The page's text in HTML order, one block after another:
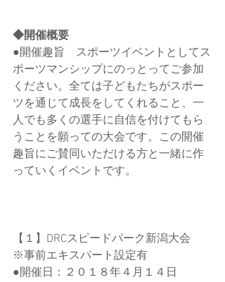
◆開催概要
●開催趣旨　スポーツイベントとしてス
ポーツマンシップにのっとってご参加
ください。全ては子どもたちがスポー
ツを通じて成長をしてくれること、一
人でも多くの選手に自信を付けてもら
うことを願っての大会です。この開催
趣旨にご賛同いただける方と一緒に作
っていくイベントです。
【１】DRCスピードパーク新潟大会
※事前エキスパート設定有
●開催日：２０１８年４月１４日